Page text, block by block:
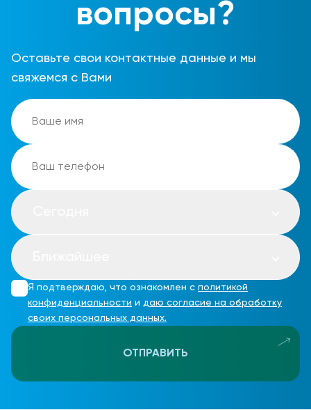
вопросы?
Оставьте свои контактные данные и мы
свяжемся с Вами
Я подтверждаю, что ознакомлен с политикой
конфиденциальности и даю согласие на обработку
своих персональных данных.
ОТПРАВИТЬ